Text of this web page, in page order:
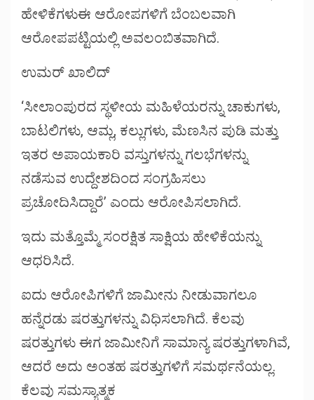
ಹೇಳಿಕೆಗಳುಈ ಆರೋಪಗಳಿಗೆ ಬೆಂಬಲವಾಗಿ
ಆರೋಪಪಟ್ಟಿಯಲ್ಲಿ ಅವಲಂಬಿತವಾಗಿದೆ.
ಉಮರ್ ಖಾಲಿದ್
‘ಸೀಲಾಂಪುರದ ಸ್ಥಳೀಯ ಮಹಿಳೆಯರನ್ನು ಚಾಕುಗಳು,
ಬಾಟಲಿಗಳು, ಆಮ್ಲ, ಕಲ್ಲುಗಳು, ಮೆಣಸಿನ ಪುಡಿ ಮತ್ತು
ಇತರ ಅಪಾಯಕಾರಿ ವಸ್ತುಗಳನ್ನು ಗಲಭೆಗಳನ್ನು
ನಡೆಸುವ ಉದ್ದೇಶದಿಂದ ಸಂಗ್ರಹಿಸಲು
ಪ್ರಚೋದಿಸಿದ್ದಾರೆ’ ಎಂದು ಆರೋಪಿಸಲಾಗಿದೆ.
ಇದು ಮತ್ತೊಮ್ಮೆ ಸಂರಕ್ಷಿತ ಸಾಕ್ಷಿಯ ಹೇಳಿಕೆಯನ್ನು
ಆಧರಿಸಿದೆ.
ಐದು ಆರೋಪಿಗಳಿಗೆ ಜಾಮೀನು ನೀಡುವಾಗಲೂ
ಹನ್ನೆರಡು ಷರತ್ತುಗಳನ್ನು ವಿಧಿಸಲಾಗಿದೆ. ಕೆಲವು
ಷರತ್ತುಗಳು ಈಗ ಜಾಮೀನಿಗೆ ಸಾಮಾನ್ಯ ಷರತ್ತುಗಳಾಗಿವೆ,
ಆದರೆ ಅದು ಅಂತಹ ಷರತ್ತುಗಳಿಗೆ ಸಮರ್ಥನೆಯಲ್ಲ.
ಕೆಲವು ಸಮಸ್ಯಾತ್ಮಕ